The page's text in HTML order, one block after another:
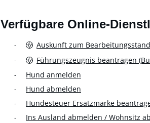
Verfügbare Online-
Auskunft zum
Führungszeugnis beantragen
Hund anmelden
Hund abmelden
Hundesteuer Ersatzmarke
Ins Ausland abmelden / Wohnsitz